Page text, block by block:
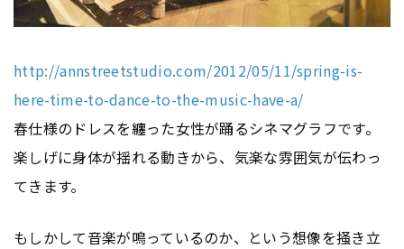
http://annstreetstudio.com/2012/05/11/spring-is-
here-time-to-dance-to-the-music-have-a/
春仕様のドレスを纏った女性が踊るシネマグラフです。
楽しげに身体が揺れる動きから、気楽な雰囲気が伝わっ
てきます。
もしかして音楽が鳴っているのか、という想像を掻き立